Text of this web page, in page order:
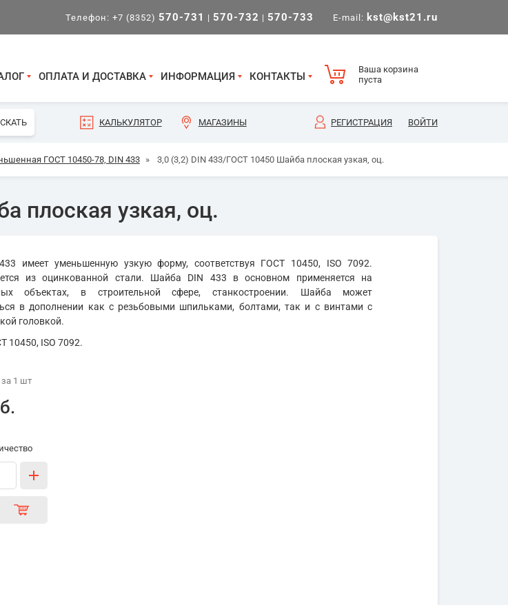
Телефон: +7 (8352) 570-731 | 570-732 | 570-733 E-mail: kst@kst21.ru
ОПЛАТА И ДОСТАВКА ИНФОРМАЦИЯ КОНТАКТЫ
Ваша корзина
пуста
КАЛЬКУЛЯТОР МАГАЗИНЫ РЕГИСТРАЦИЯ ВОЙТИ
ГОСТ 10450-78, DIN 433 » 3,0 (3,2) DIN 433/ГОСТ 10450 Шайба плоская узкая, оц.
плоская узкая, оц.
имеет уменьшенную узкую форму, соответствуя ГОСТ 10450, ISO 7092.
из оцинкованной стали. Шайба DIN 433 в основном применяется на
объектах, в строительной сфере, станкостроении. Шайба может
в дополнении как с резьбовыми шпильками, болтами, так и с винтами с
головкой.
10450, ISO 7092.
1 шт